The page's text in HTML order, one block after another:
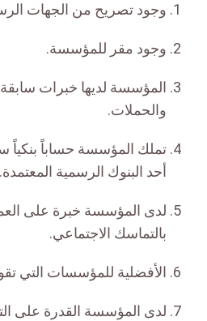
وجود تصريح من الجهات
وجود مقر للمؤسسة.
المؤسسة لديها خبرات
والحملات.
تملك المؤسسة حساباً بنكياً
أحد البنوك الرسمية المعتمدة.
لدى المؤسسة خبرة على
بالتماسك الاجتماعي.
الأفضلية للمؤسسات التي
لدى المؤسسة القدرة على